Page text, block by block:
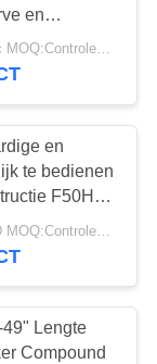
11
en
5-20 Usd/pc MOQ:Controleer vóór gebruik of het product in goede staat verkeert. Niet gebruiken als er gebreken zijn.
en
te bedienen
F50H
tekentafel
van 11
49" Lengte
Compound